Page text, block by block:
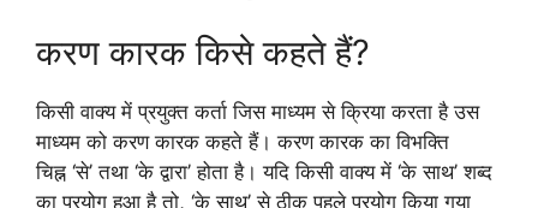
करण कारक किसे कहते हैं?
किसी वाक्य में प्रयुक्त कर्ता जिस माध्यम से क्रिया करता है उस
माध्यम को करण कारक कहते हैं। करण कारक का विभक्ति
चिह्न ‘से’ तथा ‘के द्वारा’ होता है। यदि किसी वाक्य में ‘के साथ’ शब्द
का प्रयोग हुआ है तो, ‘के साथ’ से ठीक पहले प्रयोग किया गया